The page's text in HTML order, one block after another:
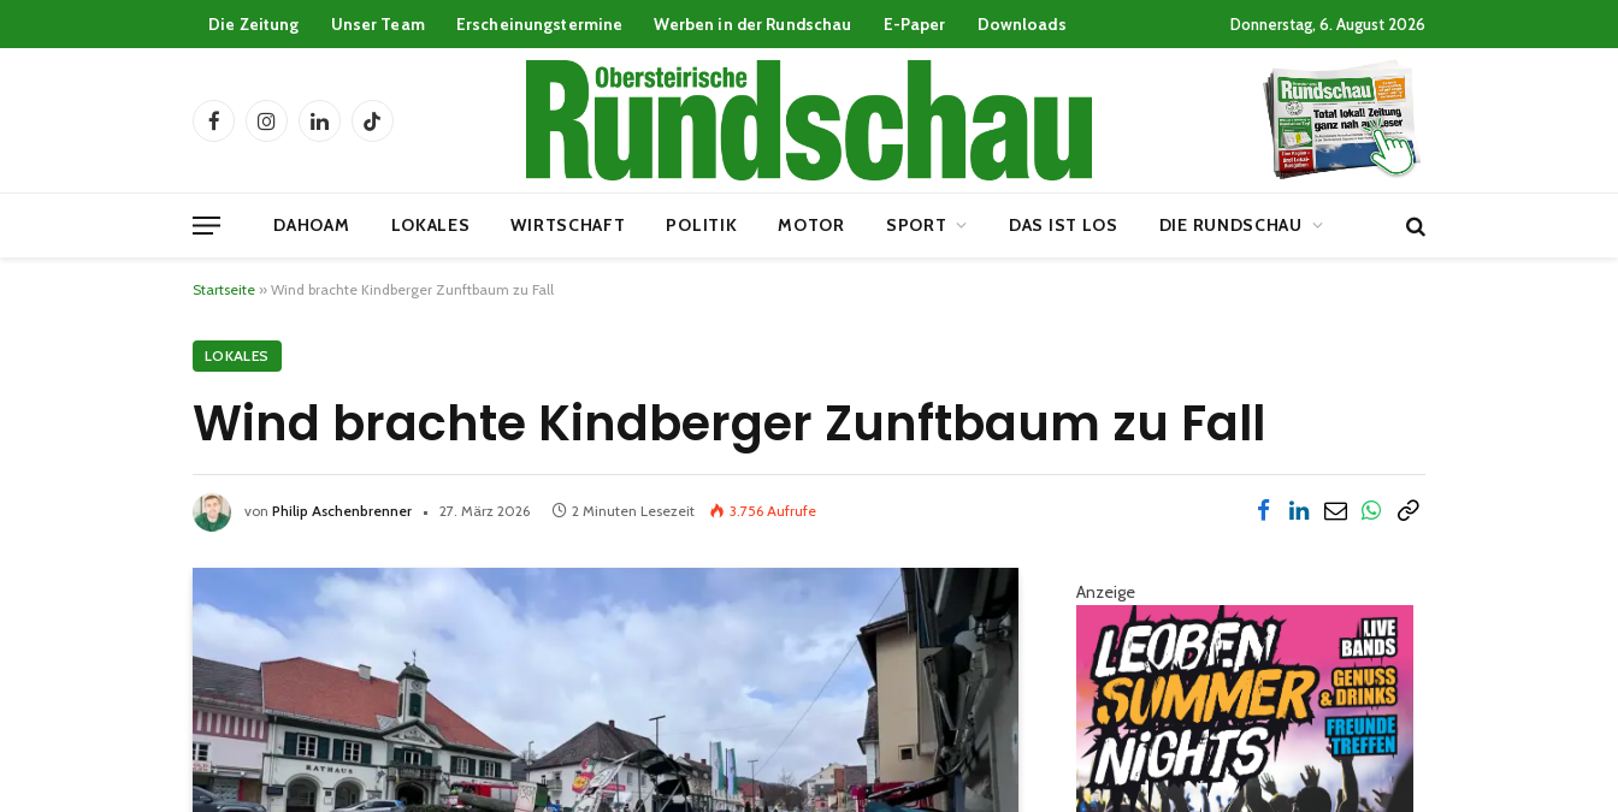
Die Zeitung Unser Team Erscheinungstermine Werben in der Rundschau E-Paper Downloads Donnerstag, 6. August 2026
FacebookInstagramLinkedInTikTok
DAHOAM LOKALES WIRTSCHAFT POLITIK MOTOR SPORT DAS IST LOS DIE RUNDSCHAU
Startseite » Wind brachte Kindberger Zunftbaum zu Fall
LOKALES
Wind brachte Kindberger Zunftbaum zu Fall
von Philip Aschenbrenner 27. März 2026 2 Minuten Lesezeit 3.756 Aufrufe
Anzeige